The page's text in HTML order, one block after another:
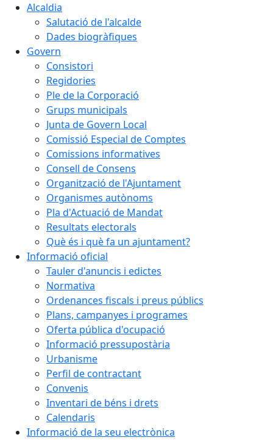
Alcaldia
Salutació de l'alcalde
Dades biogràfiques
Govern
Consistori
Regidories
Ple de la Corporació
Grups municipals
Junta de Govern Local
Comissió Especial de Comptes
Comissions informatives
Consell de Consens
Organització de l'Ajuntament
Organismes autònoms
Pla d'Actuació de Mandat
Resultats electorals
Què és i què fa un ajuntament?
Informació oficial
Tauler d'anuncis i edictes
Normativa
Ordenances fiscals i preus públics
Plans, campanyes i programes
Oferta pública d'ocupació
Informació pressupostària
Urbanisme
Perfil de contractant
Convenis
Inventari de béns i drets
Calendaris
Informació de la seu electrònica